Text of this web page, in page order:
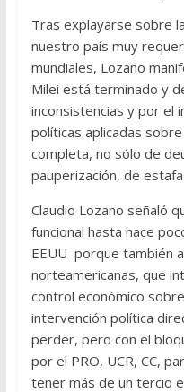
Tras explayarse sobre
nuestro país muy
mundiales, Lozano
Milei está terminado y
inconsistencias y por el
políticas aplicadas
completa, no sólo de
pauperización, de
Claudio Lozano señaló
funcional hasta hace
EEUU porque también
norteamericanas, que
control económico
intervención política
perder, pero con el
por el PRO, UCR, CC,
tener más de un tercio